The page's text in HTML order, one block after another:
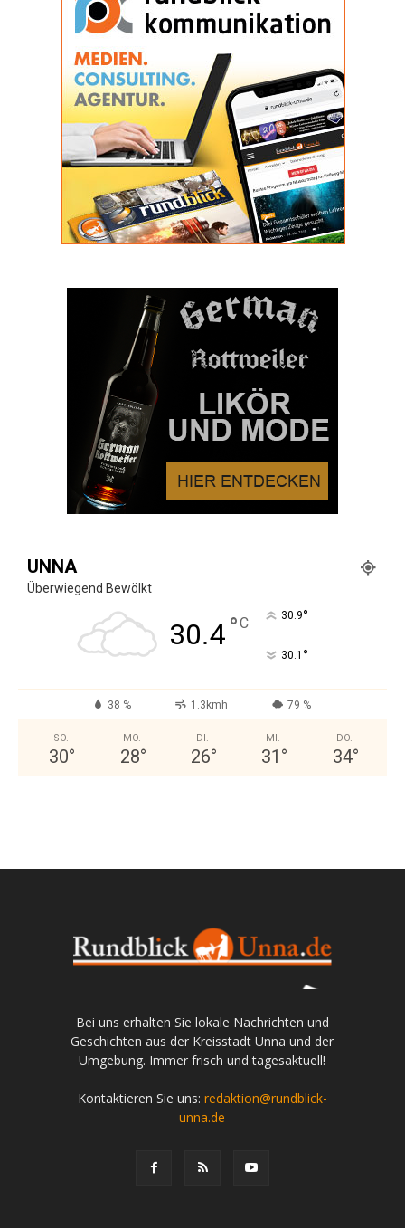
UNNA
Überwiegend Bewölkt
30.4°C 30.9°
30.1 °
38 % 1.3kmh 79 %
SO.
30°
MO.
28°
DI.
26°
MI.
31 °
DO.
34°
Bei uns erhalten Sie lokale Nachrichten und
Geschichten aus der Kreisstadt Unna und der
Umgebung. Immer frisch und tagesaktuell!
Kontaktieren Sie uns: redaktion@rundblick-
unna.de